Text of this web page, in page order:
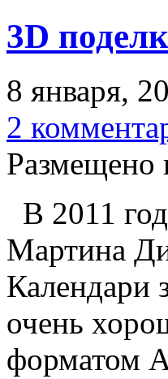
3D
8 января,
2
Размещено
В 2011
Мартина
Календари
очень
форматом